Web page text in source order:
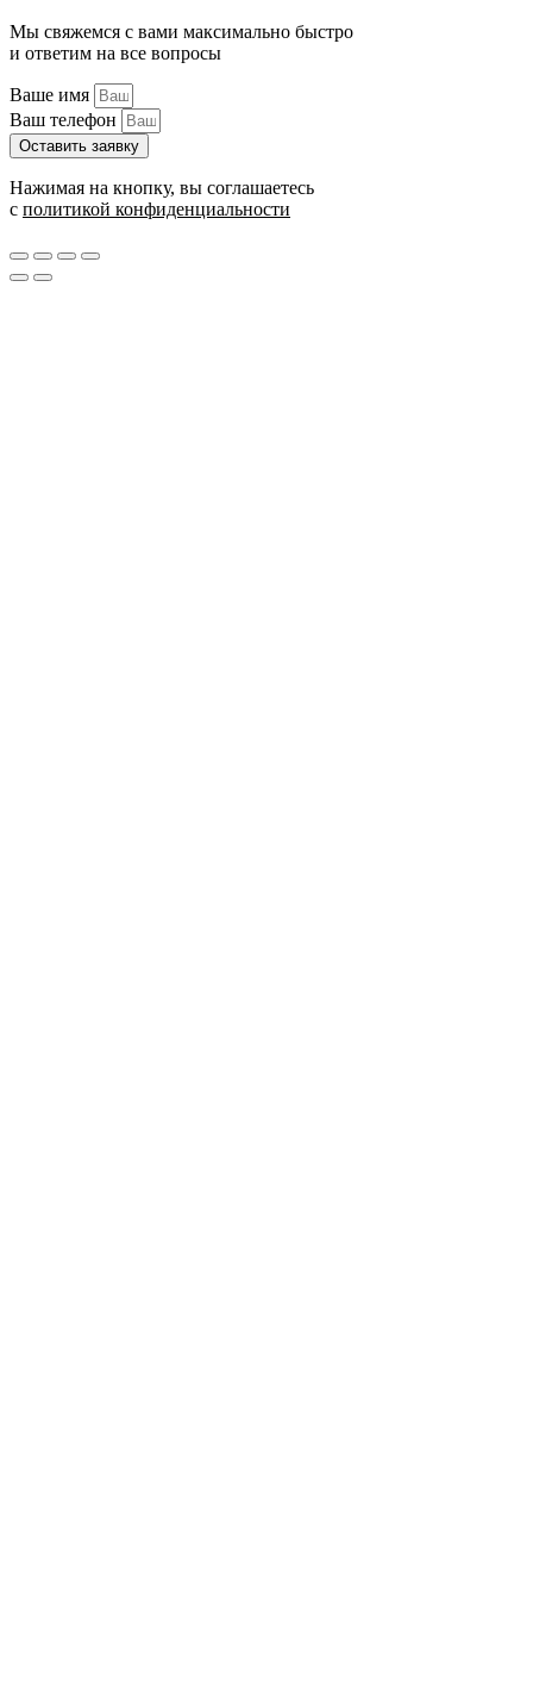
Мы свяжемся с вами максимально быстро
и ответим на все вопросы
Ваше имя
Ваш телефон
Оставить заявку
Нажимая на кнопку, вы соглашаетесь
с политикой конфиденциальности